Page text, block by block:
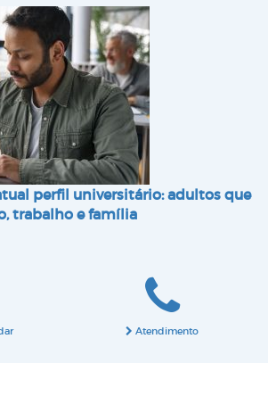
perfil universitário: adultos que
trabalho e família
Atendimento